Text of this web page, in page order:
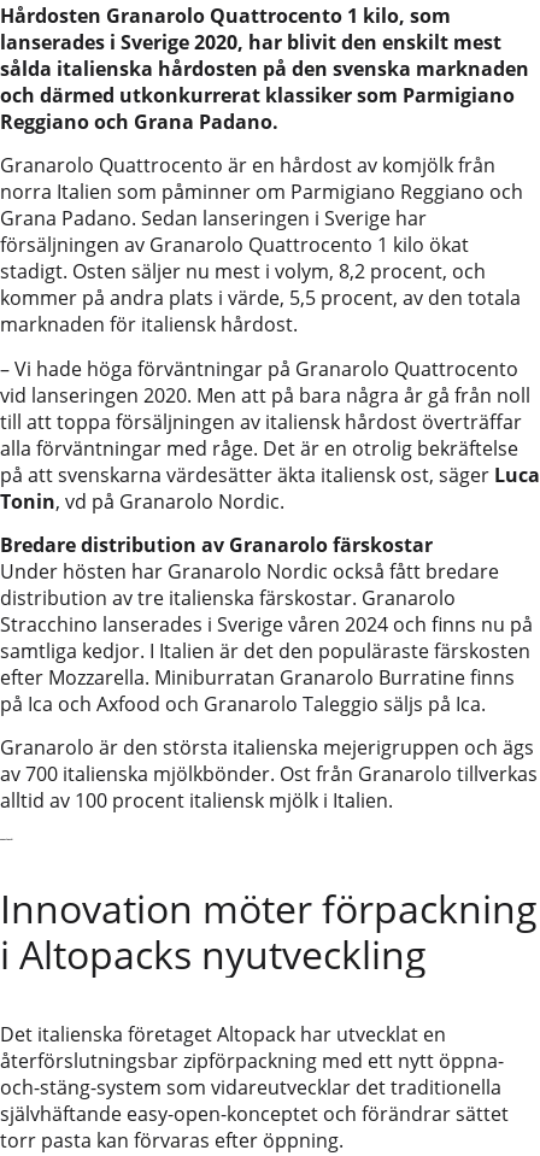
Hårdosten Granarolo Quattrocento 1 kilo, som
lanserades i Sverige 2020, har blivit den enskilt mest
sålda italienska hårdosten på den svenska marknaden
och därmed utkonkurrerat klassiker som Parmigiano
Reggiano och Grana Padano.
Granarolo Quattrocento är en hårdost av komjölk från
norra Italien som påminner om Parmigiano Reggiano och
Grana Padano. Sedan lanseringen i Sverige har
försäljningen av Granarolo Quattrocento 1 kilo ökat
stadigt. Osten säljer nu mest i volym, 8,2 procent, och
kommer på andra plats i värde, 5,5 procent, av den totala
marknaden för italiensk hårdost.
– Vi hade höga förväntningar på Granarolo Quattrocento
vid lanseringen 2020. Men att på bara några år gå från noll
till att toppa försäljningen av italiensk hårdost överträffar
alla förväntningar med råge. Det är en otrolig bekräftelse
på att svenskarna värdesätter äkta italiensk ost, säger Luca
Tonin, vd på Granarolo Nordic.
Bredare distribution av Granarolo färskostar
Under hösten har Granarolo Nordic också fått bredare
distribution av tre italienska färskostar. Granarolo
Stracchino lanserades i Sverige våren 2024 och finns nu på
samtliga kedjor. I Italien är det den populäraste färskosten
efter Mozzarella. Miniburratan Granarolo Burratine finns
på Ica och Axfood och Granarolo Taleggio säljs på Ica.
Granarolo är den största italienska mejerigruppen och ägs
av 700 italienska mjölkbönder. Ost från Granarolo tillverkas
alltid av 100 procent italiensk mjölk i Italien.
Innovation möter förpackning
i Altopacks nyutveckling
Det italienska företaget Altopack har utvecklat en
återförslutningsbar zipförpackning med ett nytt öppna-
och-stäng-system som vidareutvecklar det traditionella
självhäftande easy-open-konceptet och förändrar sättet
torr pasta kan förvaras efter öppning.